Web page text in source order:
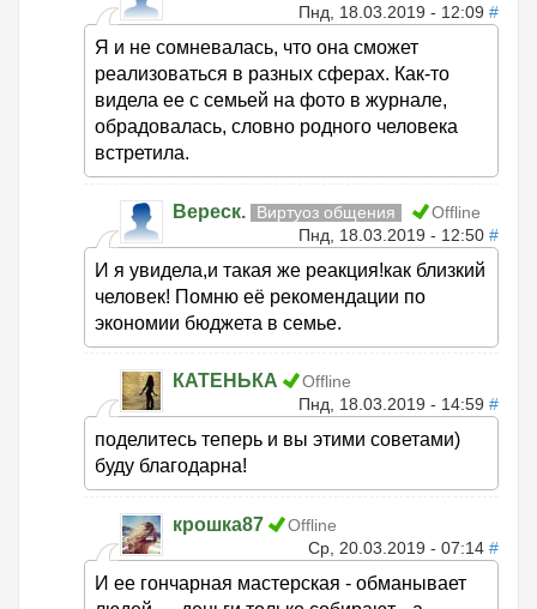
Пнд, 18.03.2019 - 12:09 #
Я и не сомневалась, что она сможет
реализоваться в разных сферах. Как-то
видела ее с семьей на фото в журнале,
обрадовалась, словно родного человека
встретила.
Вереск. Виртуоз общения
Offline
Пнд, 18.03.2019 - 12:50 #
И я увидела,и такая же реакция!как близкий
человек! Помню её рекомендации по
экономии бюджета в семье.
КАТЕНЬКА
Offline
Пнд, 18.03.2019 - 14:59 #
поделитесь теперь и вы этими советами)
буду благодарна!
крошка87
Offline
Ср, 20.03.2019 - 07:14 #
И ее гончарная мастерская - обманывает